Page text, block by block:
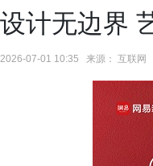
设计无边界
2026-07-01 10:35 来源： 互联网